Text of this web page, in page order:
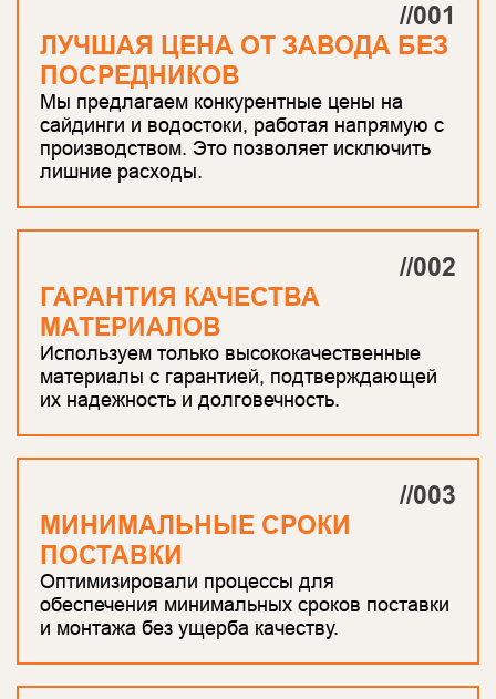
//001
ЛУЧШАЯ ЦЕНА ОТ ЗАВОДА БЕЗ
ПОСРЕДНИКОВ
Мы предлагаем конкурентные цены на
сайдинги и водостоки, работая напрямую с
производством. Это позволяет исключить
лишние расходы.
//002
ГАРАНТИЯ КАЧЕСТВА
МАТЕРИАЛОВ
Используем только высококачественные
материалы с гарантией, подтверждающей
их надежность и долговечность.
//003
МИНИМАЛЬНЫЕ СРОКИ
ПОСТАВКИ
Оптимизировали процессы для
обеспечения минимальных сроков поставки
и монтажа без ущерба качеству.